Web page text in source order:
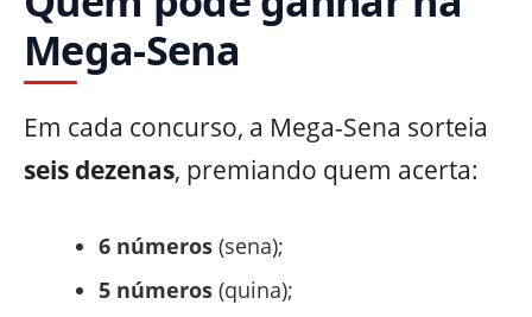
Mega-Sena
Em cada concurso, a Mega-Sena sorteia
seis dezenas, premiando quem acerta:
6 números(sena);
5 números(quina);